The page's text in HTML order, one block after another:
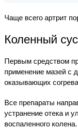
Чаще всего артрит
Коленный
Первым средством
применение мазей с
оказывающих
Все препараты
устранение отека и
воспаленного колена.